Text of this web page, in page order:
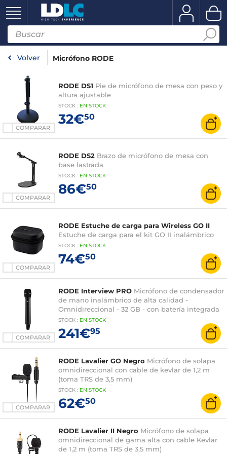
Volver Micrófono RODE
COMPARAR
RODE DS1 Pie de micrófono de mesa con peso y
altura ajustable
STOCK : EN STOCK
32€50
COMPARAR
RODE DS2 Brazo de micrófono de mesa con
base lastrada
STOCK : EN STOCK
86€50
COMPARAR
RODE Estuche de carga para Wireless GO II
Estuche de carga para el kit GO II inalámbrico
STOCK : EN STOCK
74€50
COMPARAR
RODE Interview PRO Micrófono de condensador
de mano inalámbrico de alta calidad -
Omnidireccional - 32 GB - con batería integrada
STOCK : EN STOCK
241€95
COMPARAR
RODE Lavalier GO Negro Micrófono de solapa
omnidireccional con cable de kevlar de 1,2 m
(toma TRS de 3,5 mm)
STOCK : EN STOCK
62€50
RODE Lavalier II Negro Micrófono de solapa
omnidireccional de gama alta con cable Kevlar
de 1,2 m (toma TRS de 3,5 mm)